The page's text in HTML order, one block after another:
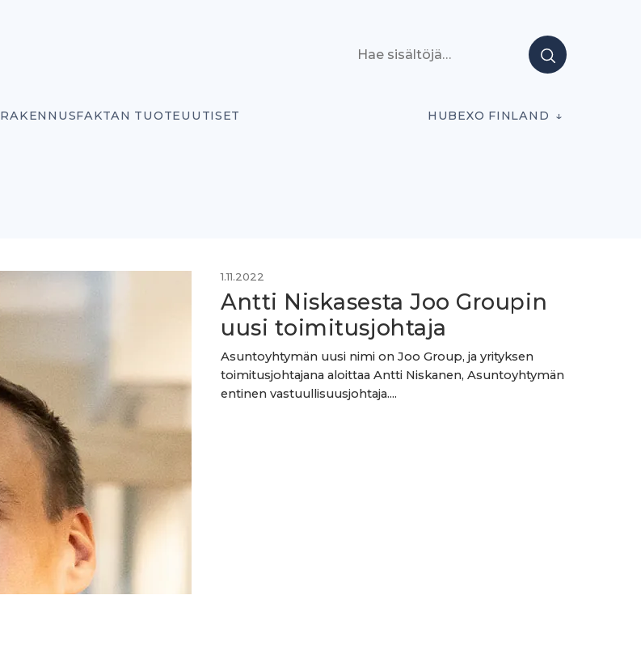
RAKENNUSFAKTAN TUOTEUUTISET HUBEXO FINLAND
1.11.2022
Antti Niskasesta Joo Groupin
uusi toimitusjohtaja
Asuntoyhtymän uusi nimi on Joo Group, ja yrityksen
toimitusjohtajana aloittaa Antti Niskanen, Asuntoyhtymän
entinen vastuullisuusjohtaja....